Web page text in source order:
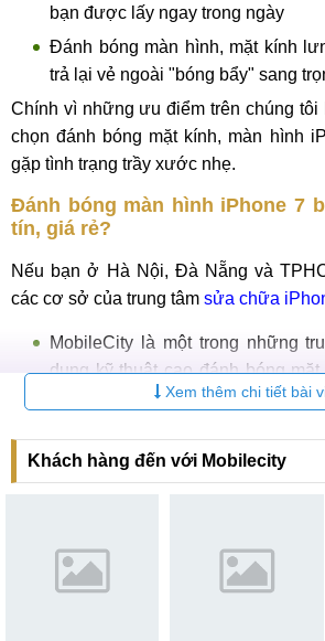
bạn được lấy ngay trong ngày
Đánh bóng màn hình, mặt kính
trả lại vẻ ngoài "bóng bẩy" sang
Chính vì những ưu điểm trên chúng tôi
chọn đánh bóng mặt kính, màn hình
gặp tình trạng trầy xước nhẹ.
Đánh bóng màn hình iPhone 7
tín, giá rẻ?
Nếu bạn ở Hà Nội, Đà Nẵng và
các cơ sở của trung tâm sửa chữa
MobileCity là một trong những
dụng kỹ thuật cao đánh bóng
khách hàng xóa bỏ lo lắng điện
thuật cao đảm bảo thời gian sửa
không phát sinh lỗi
công khai minh bạch, bạn được
camera đảm bảo không có tình
Xem thêm chi tiết bài
Khách hàng đến với Mobilecity